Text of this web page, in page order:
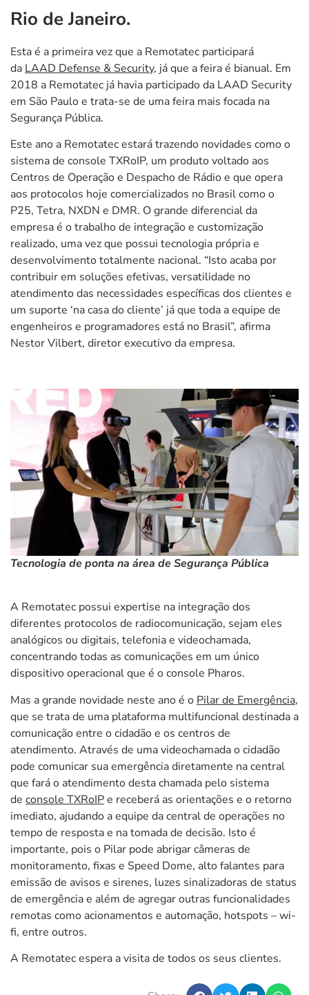
Rio de Janeiro.
Esta é a primeira vez que a Remotatec participará
da LAAD Defense & Security, já que a feira é bianual. Em
2018 a Remotatec já havia participado da LAAD Security
em São Paulo e trata-se de uma feira mais focada na
Segurança Pública.
Este ano a Remotatec estará trazendo novidades como o
sistema de console TXRoIP, um produto voltado aos
Centros de Operação e Despacho de Rádio e que opera
aos protocolos hoje comercializados no Brasil como o
P25, Tetra, NXDN e DMR. O grande diferencial da
empresa é o trabalho de integração e customização
realizado, uma vez que possui tecnologia própria e
desenvolvimento totalmente nacional. “Isto acaba por
contribuir em soluções efetivas, versatilidade no
atendimento das necessidades específicas dos clientes e
um suporte ‘na casa do cliente’ já que toda a equipe de
engenheiros e programadores está no Brasil”, afirma
Nestor Vilbert, diretor executivo da empresa.
Tecnologia de ponta na área de Segurança Pública
A Remotatec possui expertise na integração dos
diferentes protocolos de radiocomunicação, sejam eles
analógicos ou digitais, telefonia e videochamada,
concentrando todas as comunicações em um único
dispositivo operacional que é o console Pharos.
Mas a grande novidade neste ano é o Pilar de Emergência,
que se trata de uma plataforma multifuncional destinada a
comunicação entre o cidadão e os centros de
atendimento. Através de uma videochamada o cidadão
pode comunicar sua emergência diretamente na central
que fará o atendimento desta chamada pelo sistema
de console TXRoIPe receberá as orientações e o retorno
imediato, ajudando a equipe da central de operações no
tempo de resposta e na tomada de decisão. Isto é
importante, pois o Pilar pode abrigar câmeras de
monitoramento, fixas e Speed Dome, alto falantes para
emissão de avisos e sirenes, luzes sinalizadoras de status
de emergência e além de agregar outras funcionalidades
remotas como acionamentos e automação, hotspots – wi-
fi, entre outros.
A Remotatec espera a visita de todos os seus clientes.